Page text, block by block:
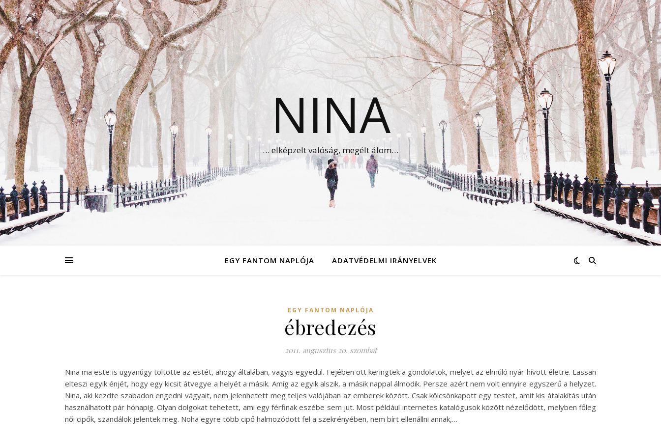
NINA
… elképzelt valóság, megélt álom…
EGY FANTOM NAPLÓJA ADATVÉDELMI IRÁNYELVEK
EGY FANTOM NAPLÓJA
ébredezés
2011. augusztus 20. szombat
Nina ma este is ugyanúgy töltötte az estét, ahogy általában, vagyis egyedül. Fejében ott keringtek a gondolatok, melyet az elmúló nyár hívott életre. Lassan
elteszi egyik énjét, hogy egy kicsit átvegye a helyét a másik. Amíg az egyik alszik, a másik nappal álmodik. Persze azért nem volt ennyire egyszerű a helyzet.
Nina, aki kezdte szabadon engedni vágyait, nem jelenhetett meg teljes valójában az emberek között. Csak kölcsönkapott egy testet, amit kis átalakítás után
használhatott pár hónapig. Olyan dolgokat tehetett, ami egy férfinak eszébe sem jut. Most például internetes katalógusok között nézelődött, melyben főleg
női cipők, szandálok jelentek meg. Noha egyre több cipő halmozódott fel a szekrényében, nem bírt ellenállni annak,…